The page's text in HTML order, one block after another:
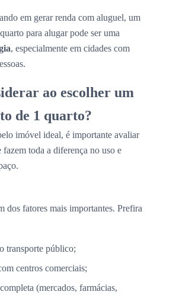
em gerar renda com aluguel, um
para alugar pode ser uma
, especialmente em cidades com
ao escolher um
de 1 quarto?
imóvel ideal, é importante avaliar
fazem toda a diferença no uso e
dos fatores mais importantes. Prefira
transporte público;
centros comerciais;
(mercados, farmácias,